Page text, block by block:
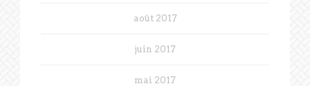
août 2017
juin 2017
mai 2017